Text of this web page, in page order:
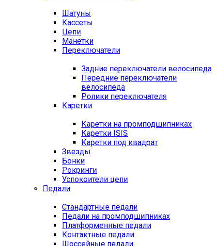
Шатуны
Кассеты
Цепи
Манетки
Переключатели
Задние переключатели велосипеда
Передние переключатели
велосипеда
Ролики переключателя
Каретки
Каретки на промподшипниках
Каретки ISIS
Каретки под квадрат
Звезды
Бонки
Рокринги
Успокоители цепи
Педали
Стандартные педали
Педали на промподшипниках
Платформенные педали
Контактные педали
Шоссейные педали